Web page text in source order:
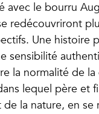
avec le bourru
redécouvriront
Une
sensibilité
la normalité de
lequel père et
la nature, en